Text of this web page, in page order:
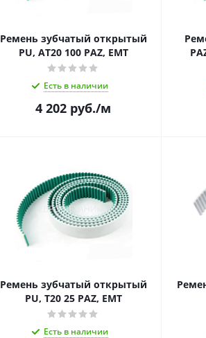
Ремень зубчатый открытый
PU, AT20 100 PAZ, EMT
Есть в наличии
4 202 руб./м
Ремень зубчатый открытый
PU, T20 25 PAZ, EMT
Есть в наличии